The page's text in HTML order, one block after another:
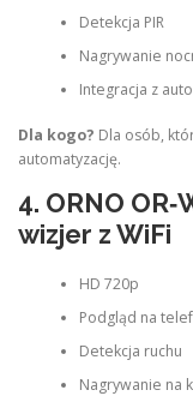
Detekcja PIR
Nagrywanie
Integracja z
Dla kogo? Dla osób,
automatyzację.
4. ORNO
wizjer z WiFi
HD 720p
Podgląd na
Detekcja ruchu
Nagrywanie na